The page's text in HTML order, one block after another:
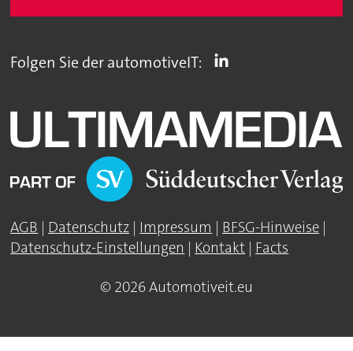
Folgen Sie der automotiveIT:
AGB | Datenschutz | Impressum | BFSG-Hinweise |
Datenschutz-Einstellungen | Kontakt | Facts
© 2026 Automotiveit.eu